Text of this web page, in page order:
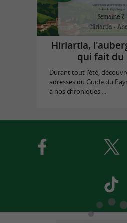
Hiriartia,
qui fait du
Durant tout l'été,
adresses du Guide du
à nos chroniques ...